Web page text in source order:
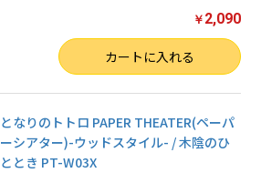
￥ 2,090
カートに入れる
となりのトトロ PAPER THEATER(ペーパ
ーシアター)-ウッドスタイル- / 木陰のひ
ととき PT-W03X